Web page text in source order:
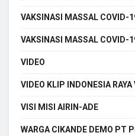
VAKSINASI MASSAL COVID-
VAKSINASI MASSAL COVID-
VIDEO
VIDEO KLIP INDONESIA
VISI MISI AIRIN-ADE
WARGA CIKANDE DEMO PT